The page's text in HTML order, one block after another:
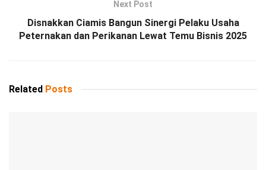
Next Post
Disnakkan Ciamis Bangun Sinergi Pelaku Usaha
Peternakan dan Perikanan Lewat Temu Bisnis 2025
Related Posts